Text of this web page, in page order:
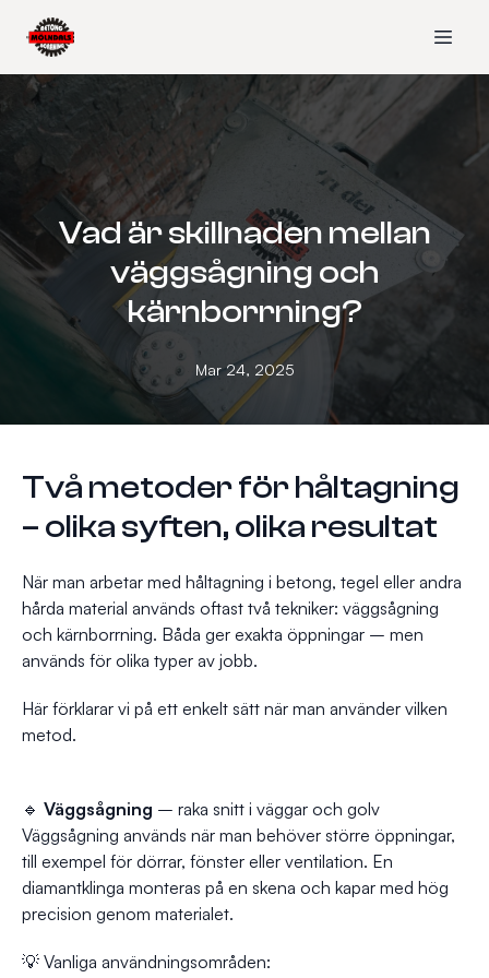
Vad är skillnaden mellan
väggsågning och
kärnborrning?
Mar 24, 2025
Två metoder för håltagning
– olika syften, olika resultat
När man arbetar med håltagning i betong, tegel eller andra
hårda material används oftast två tekniker: väggsågning
och kärnborrning. Båda ger exakta öppningar – men
används för olika typer av jobb.
Här förklarar vi på ett enkelt sätt när man använder vilken
metod.
🔹 Väggsågning – raka snitt i väggar och golv
Väggsågning används när man behöver större öppningar,
till exempel för dörrar, fönster eller ventilation. En
diamantklinga monteras på en skena och kapar med hög
precision genom materialet.
💡 Vanliga användningsområden: